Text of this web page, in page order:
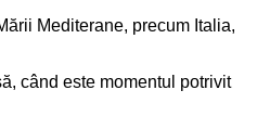
Mediterane, precum Italia,
când este momentul potrivit